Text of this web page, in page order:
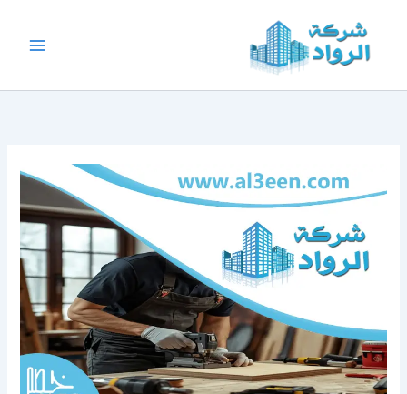
المحتوى